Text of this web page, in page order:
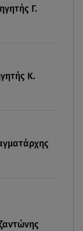
της
ΑΦΜ
Γ.
Κ.